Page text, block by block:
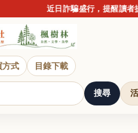
近日詐騙盛行，提醒讀者
方式 目錄下載
搜尋